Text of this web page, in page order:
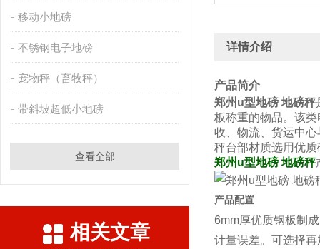
移动小地磅
不锈钢电子地磅
宠物秤（畜牧秤）
带斜坡超低小地磅
查看全部
相关文章
详情介绍
产品简介
郑州u型地磅 地磅秤
板称重的物品。该
收、物流、货运中
秤台部材质选用优
郑州u型地磅 地磅秤
产品配置
6mm厚优质钢板制
计量误差。可选择